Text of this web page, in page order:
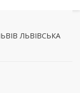
ЛЬВІВСЬКА